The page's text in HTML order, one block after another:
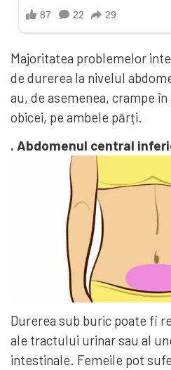
Majoritatea problemelor
de durerea la nivelul
au, de asemenea, crampe
obicei, pe ambele părți.
. Abdomenul central
Durerea sub buric poate fi
ale tractului urinar sau al
intestinale. Femeile pot